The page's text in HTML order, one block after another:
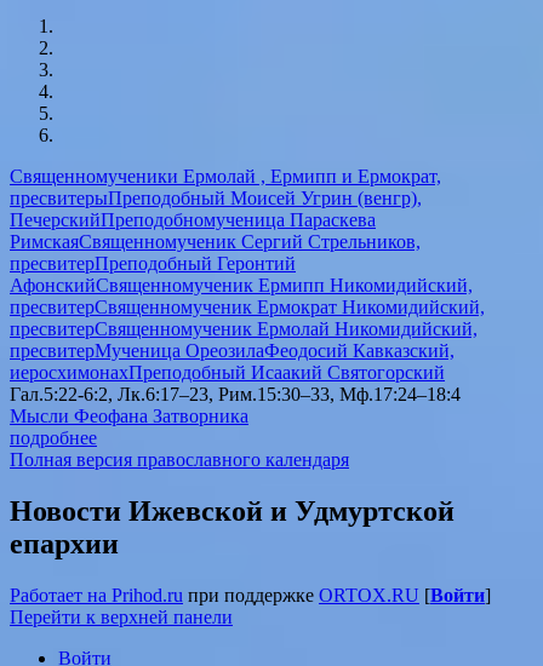
Священномученики Ермолай , Ермипп и Ермократ,
пресвитерыПреподобный Моисей Угрин (венгр),
ПечерскийПреподобномученица Параскева
РимскаяСвященномученик Сергий Стрельников,
пресвитерПреподобный Геронтий
АфонскийСвященномученик Ермипп Никомидийский,
пресвитерСвященномученик Ермократ Никомидийский,
пресвитерСвященномученик Ермолай Никомидийский,
пресвитерМученица ОреозилаФеодосий Кавказский,
иеросхимонахПреподобный Исаакий Святогорский
Гал.5:22-6:2, Лк.6:17–23, Рим.15:30–33, Мф.17:24–18:4
Мысли Феофана Затворника
подробнее
Полная версия православного календаря
Новости Ижевской и Удмуртской
епархии
Работает на Prihod.ru при поддержке ORTOX.RU [Войти]
Перейти к верхней панели
Войти